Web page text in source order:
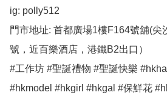
ig: polly512
門市地址: 首都廣場1樓F164號舖(尖
號，近百樂酒店，港鐵B2出口）
#工作坊 #聖誕禮物 #聖誕快樂
#hkmodel #hkgirl #hkgal #保鮮花